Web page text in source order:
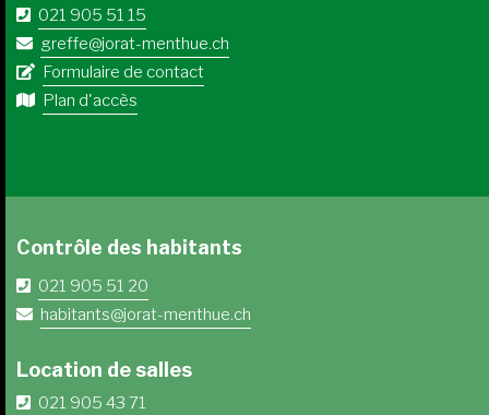
021 905 51 15
greffe@jorat-menthue.ch
Formulaire de contact
Plan d'accès
Contrôle des habitants
021 905 51 20
habitants@jorat-menthue.ch
Location de salles
021 905 43 71